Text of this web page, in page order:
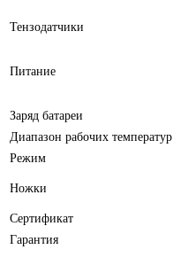
Тензодатчики
Питание
Заряд батареи
Диапазон рабочих температур
Режим
Ножки
Сертификат
Гарантия